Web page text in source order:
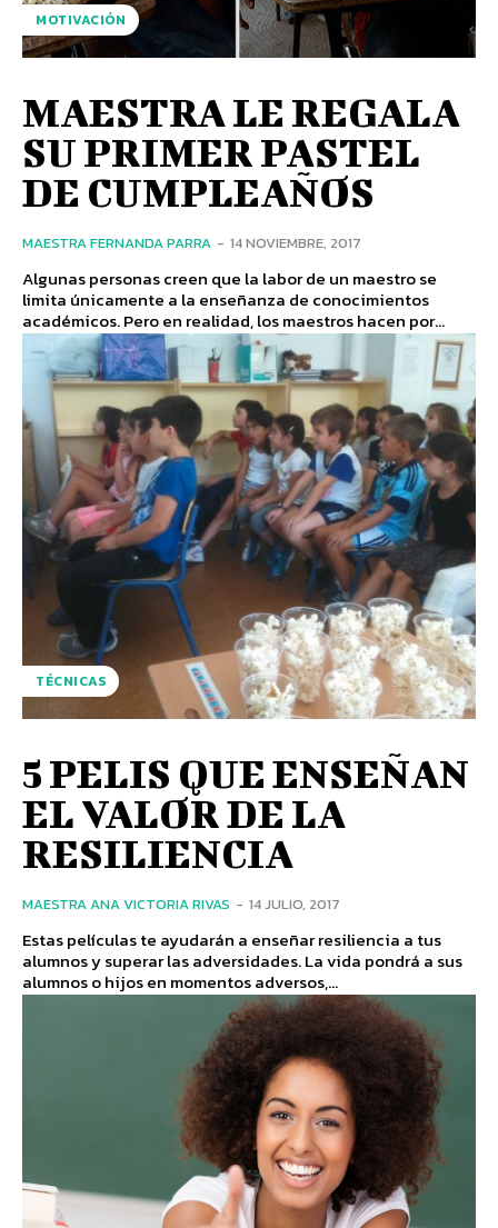
MOTIVACIÓN
MAESTRA LE REGALA
SU PRIMER PASTEL
DE CUMPLEAÑOS
MAESTRA FERNANDA PARRA - 14 NOVIEMBRE, 2017
Algunas personas creen que la labor de un maestro se
limita únicamente a la enseñanza de conocimientos
académicos. Pero en realidad, los maestros hacen por...
TÉCNICAS
5 PELIS QUE ENSEÑAN
EL VALOR DE LA
RESILIENCIA
MAESTRA ANA VICTORIA RIVAS - 14 JULIO, 2017
Estas películas te ayudarán a enseñar resiliencia a tus
alumnos y superar las adversidades. La vida pondrá a sus
alumnos o hijos en momentos adversos,...